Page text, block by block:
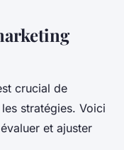
crucial de
stratégies. Voici
et ajuster